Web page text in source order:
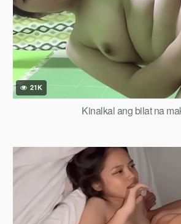
21K
Kinalkal ang bilat na